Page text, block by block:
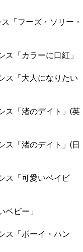
「フーズ・ソリー・
ス「カラーに口紅」
ス「大人になりたい
ス「渚のデイト」(英
ス「渚のデイト」(日
ス「 可愛いベイビ
ベビー」
ス「ボーイ・ ハン